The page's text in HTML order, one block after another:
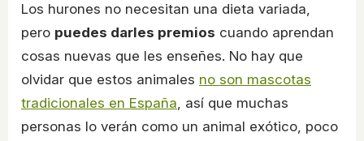
Los hurones no necesitan una dieta variada,
pero puedes darles premios cuando aprendan
cosas nuevas que les enseñes. No hay que
olvidar que estos animales no son mascotas
tradicionales en España, así que muchas
personas lo verán como un animal exótico, poco